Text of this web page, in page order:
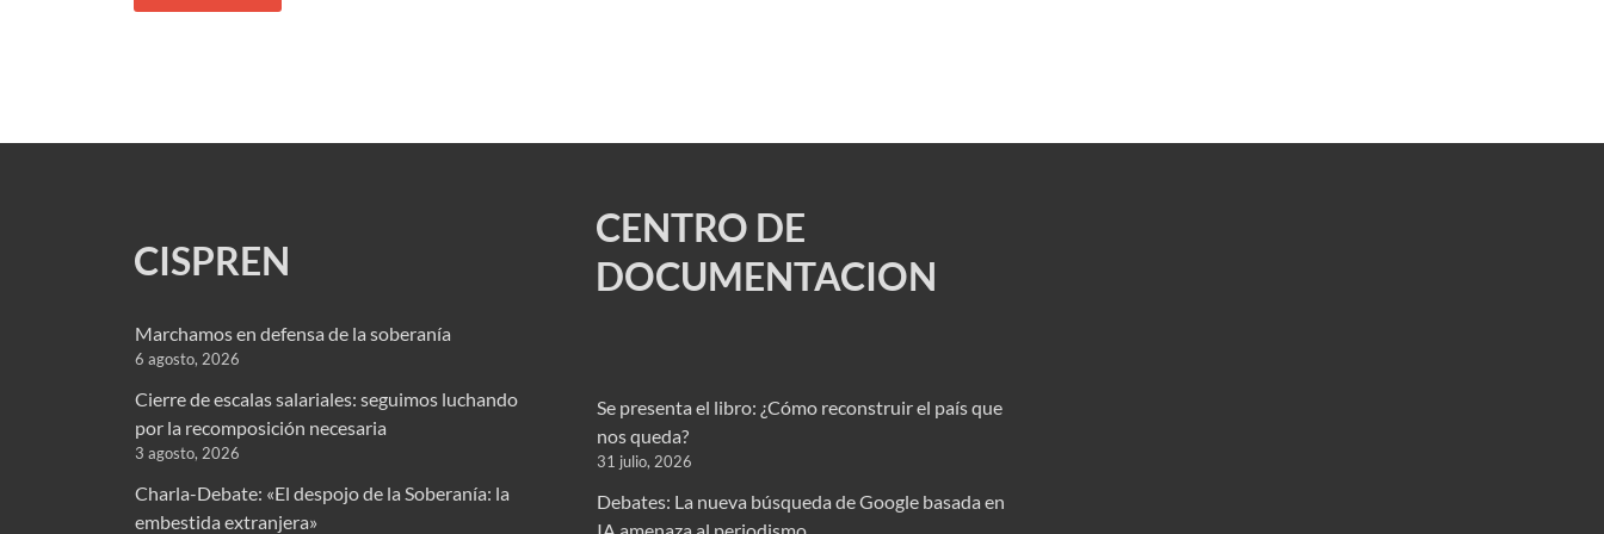
CISPREN
Marchamos en defensa de la soberanía
6 agosto, 2026
Cierre de escalas salariales: seguimos luchando
por la recomposición necesaria
3 agosto, 2026
Charla-Debate: «El despojo de la Soberanía: la
embestida extranjera»
CENTRO DE
DOCUMENTACION
Se presenta el libro: ¿Cómo reconstruir el país que
nos queda?
31 julio, 2026
Debates: La nueva búsqueda de Google basada en